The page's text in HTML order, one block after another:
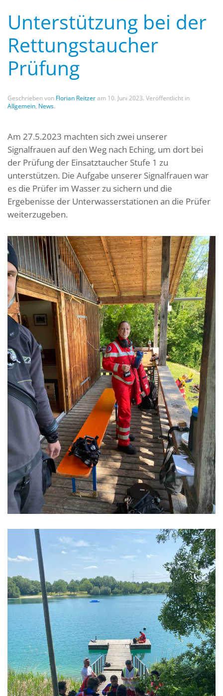
Unterstützung bei der
Rettungstaucher
Prüfung
Geschrieben von Florian Reitzeram 10. Juni 2023. Veröffentlicht in
Allgemein, News.
Am 27.5.2023 machten sich zwei unserer
Signalfrauen auf den Weg nach Eching, um dort bei
der Prüfung der Einsatztaucher Stufe 1 zu
unterstützen. Die Aufgabe unserer Signalfrauen war
es die Prüfer im Wasser zu sichern und die
Ergebenisse der Unterwasserstationen an die Prüfer
weiterzugeben.